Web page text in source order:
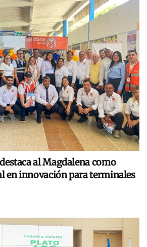
al Magdalena como
en innovación para terminales